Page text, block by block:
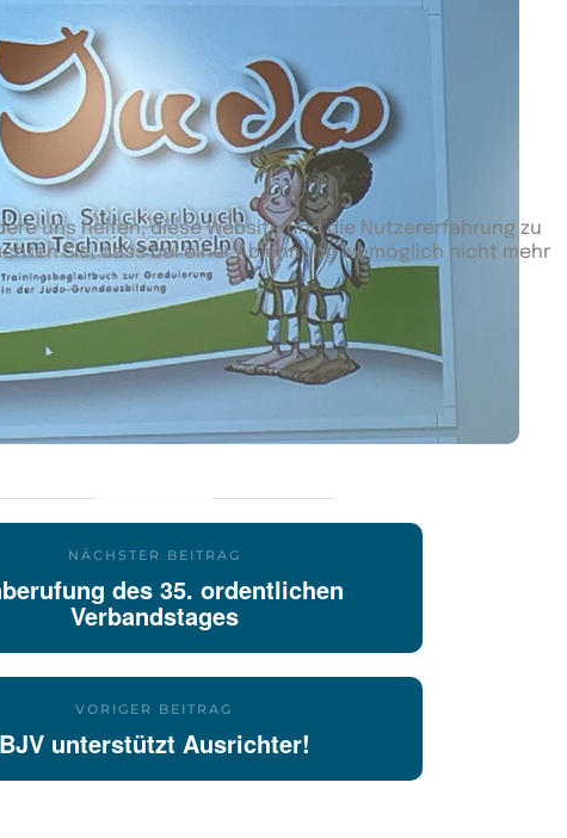
NÄCHSTER BEITRAG
des 35. ordentlichen
Verbandstages
VORIGER BEITRAG
BJV unterstützt Ausrichter!
uns helfen, diese Website und die Nutzererfahrung zu
Sie, dass bei einer Ablehnung womöglich nicht mehr